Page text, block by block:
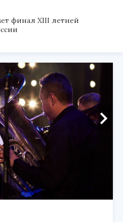
финал XIII летней